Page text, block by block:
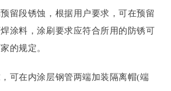
留段锈蚀，根据用户要求，可在预留
涂料，涂刷要求应符合所用的防锈可
的规定。
可在内涂层钢管两端加装隔离帽(端